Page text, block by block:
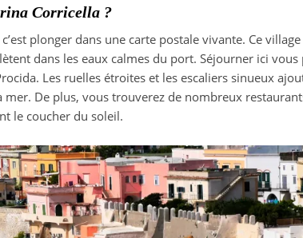
Corricella ?
plonger dans une carte postale vivante. Ce
dans les eaux calmes du port. Séjourner ici
Les ruelles étroites et les escaliers sinueux
mer. De plus, vous trouverez de nombreux
le coucher du soleil.